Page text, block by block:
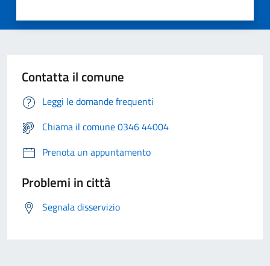
Contatta il comune
Leggi le domande frequenti
Chiama il comune 0346 44004
Prenota un appuntamento
Problemi in città
Segnala disservizio